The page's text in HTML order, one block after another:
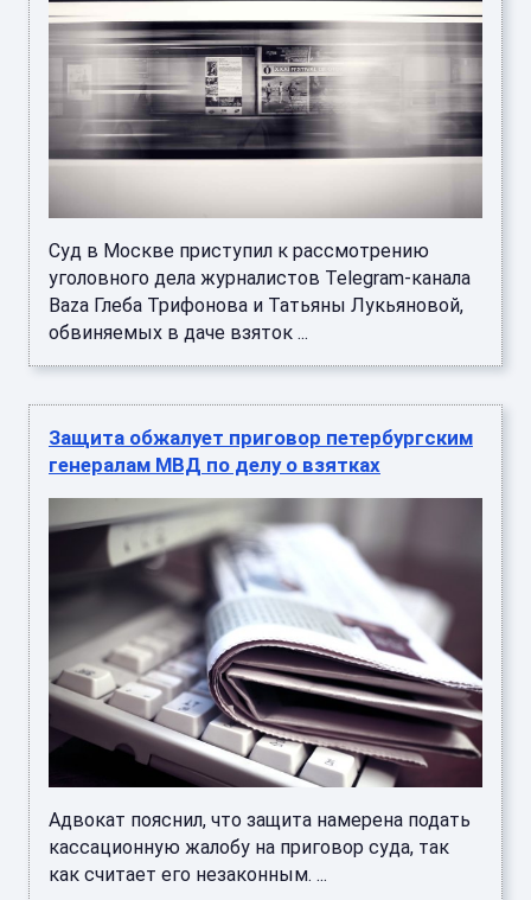
Суд в Москве приступил к рассмотрению
уголовного дела журналистов Telegram-канала
Baza Глеба Трифонова и Татьяны Лукьяновой,
обвиняемых в даче взяток ...
Защита обжалует приговор петербургским
генералам МВД по делу о взятках
Адвокат пояснил, что защита намерена подать
кассационную жалобу на приговор суда, так
как считает его незаконным. ...